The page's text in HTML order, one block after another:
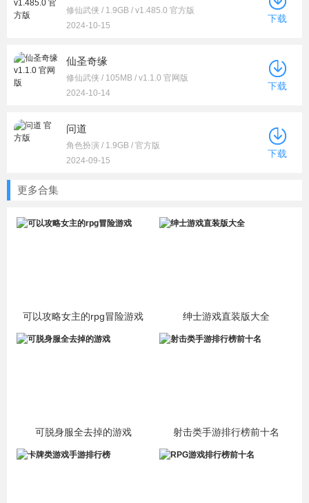
修仙武侠 / 1.9GB / v1.485.0 官方版
2024-10-15
下载
仙圣奇缘
修仙武侠 / 105MB / v1.1.0 官网版
2024-10-14
下载
问道
角色扮演 / 1.9GB / 官方版
2024-09-15
下载
更多合集
可以攻略女主的rpg冒险游戏 绅士游戏直装版大全
可脱身服全去掉的游戏 射击类手游排行榜前十名